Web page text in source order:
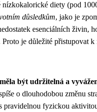
diety (pod
důsledkům, jako je
esenciálních živin,
je důležité přistupovat k
být udržitelná a
o dlouhodobou změnu
fyzickou